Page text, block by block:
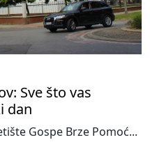
Sve što vas
dan
Gospe Brze Pomoć...